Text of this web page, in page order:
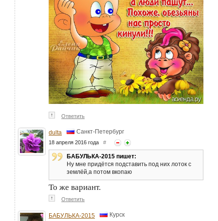
↑ Ответить
dulta Санкт-Петербург
18 апреля 2016 года #
БАБУЛЬКА-2015 пишет:
Ну мне придётся подставить под них лоток с
землёй,а потом вкопаю
То же вариант.
↑ Ответить
БАБУЛЬКА-2015 Курск